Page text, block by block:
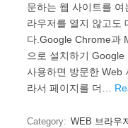
문하는 웹 사이트를
라우저를 열지 않고도
다.Google Chrome과
으로 설치하기
사용하면 방문한 Web
라서 페이지를 더…
Category: WEB 브라우